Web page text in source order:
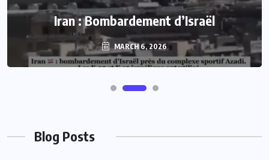
Iran : Bombardement d’Israël
MARCH 6, 2026
Blog Posts